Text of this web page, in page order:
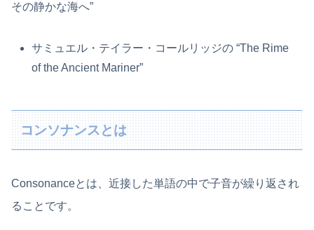
その静かな海へ”
サミュエル・テイラー・コールリッジの “The Rime
of the Ancient Mariner”
コンソナンスとは
Consonanceとは、近接した単語の中で子音が繰り返され
ることです。